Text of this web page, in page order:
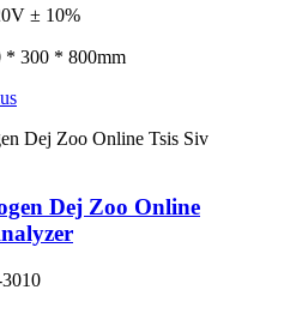
± 10%
300 * 800mm
Dej Zoo Online